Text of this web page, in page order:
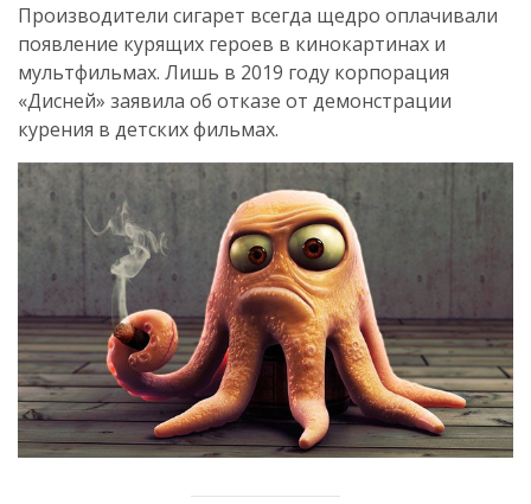
Производители сигарет всегда щедро оплачивали
появление курящих героев в кинокартинах и
мультфильмах. Лишь в 2019 году корпорация
«Дисней» заявила об отказе от демонстрации
курения в детских фильмах.